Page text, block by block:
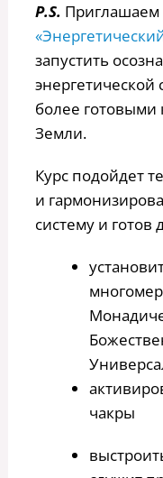
P.S. Приглашаем
запустить
энергетической
более готовыми
Земли.
Курс подойдет
и
систему и готов
чакры